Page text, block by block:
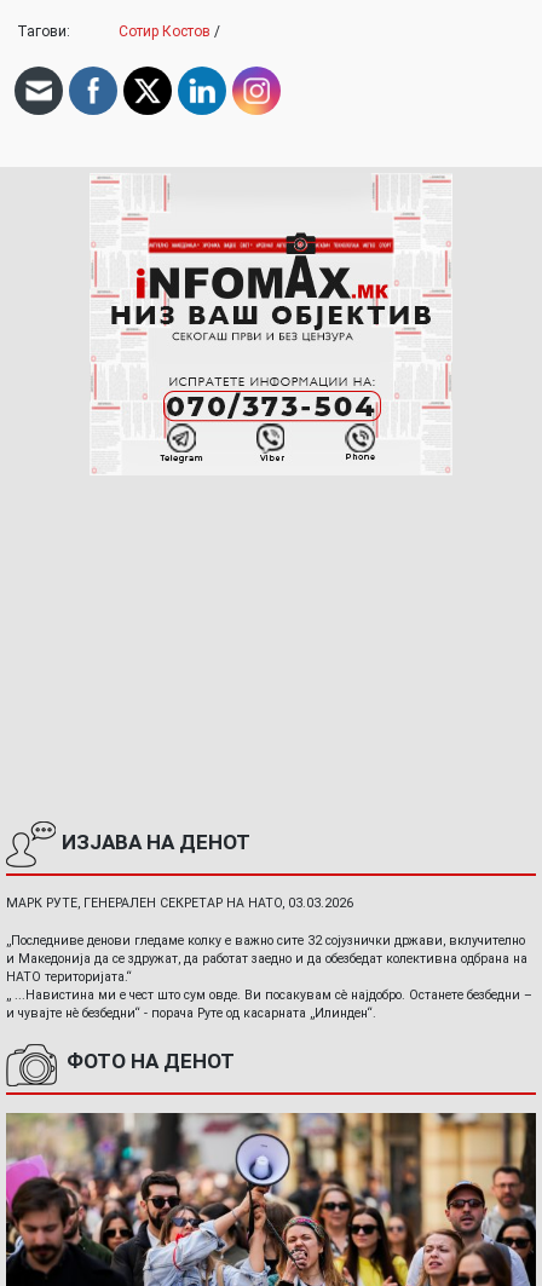
Тагови: Сотир Костов /
ИЗЈАВА НА ДЕНОТ
МАРК РУТЕ, ГЕНЕРАЛЕН СЕКРЕТАР НА НАТО, 03.03.2026
„Последниве денови гледаме колку е важно сите 32 сојузнички држави, вклучително
и Македонија да се здружат, да работат заедно и да обезбедат колективна одбрана на
НАТО територијата.“
„ ...Навистина ми е чест што сум овде. Ви посакувам сè најдобро. Останете безбедни –
и чувајте нè безбедни“ - порача Руте од касарната „Илинден“.
ФОТО НА ДЕНОТ